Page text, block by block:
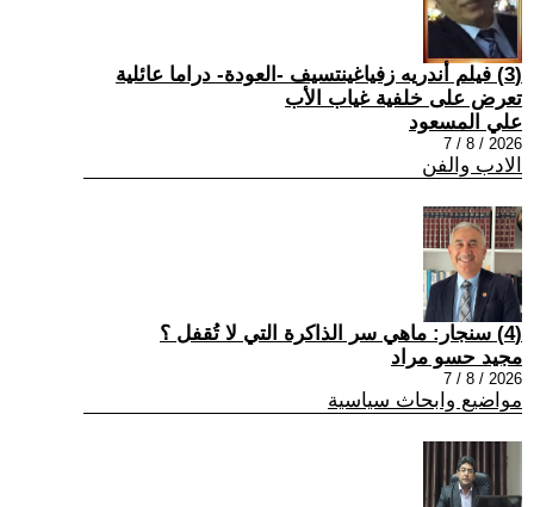
(3) فيلم أندريه زفياغينتسيف -العودة- دراما عائلية
تعرض على خلفية غياب الأب
علي المسعود
2026 / 8 / 7
الادب والفن
(4) سنجار: ماهي سر الذاكرة التي لا تُقفل ؟
مجيد حسو مراد
2026 / 8 / 7
مواضيع وابحاث سياسية